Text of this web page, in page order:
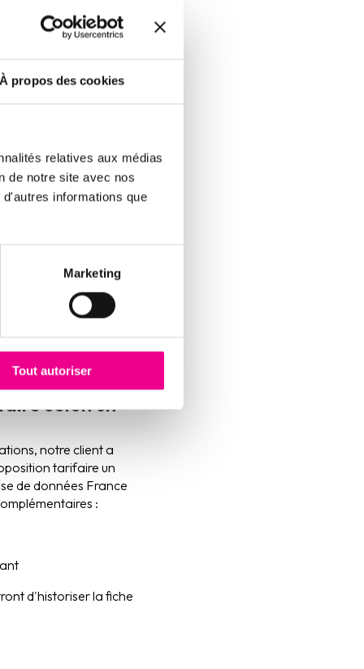
À propos des cookies
relatives aux médias
de notre site avec nos
informations que
Marketing
Tout autoriser
selon un
notre client a
tarifaire un
de données France
:
d'historiser la fiche